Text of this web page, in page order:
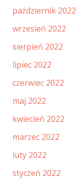
październik 2022
wrzesień 2022
sierpień 2022
lipiec 2022
czerwiec 2022
maj 2022
kwiecień 2022
marzec 2022
luty 2022
styczeń 2022